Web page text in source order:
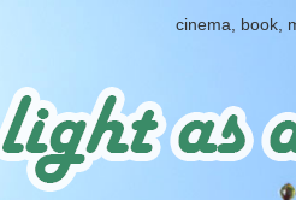
cinema, book,